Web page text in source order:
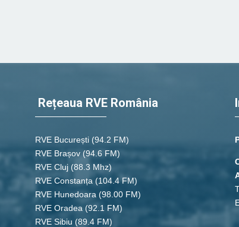
Rețeaua RVE România
RVE București (94.2 FM)
RVE Brașov (94.6 FM)
RVE Cluj (88.3 Mhz)
RVE Constanța (104.4 FM)
RVE Hunedoara (98.00 FM)
RVE Oradea (92.1 FM)
RVE Sibiu (89.4 FM)